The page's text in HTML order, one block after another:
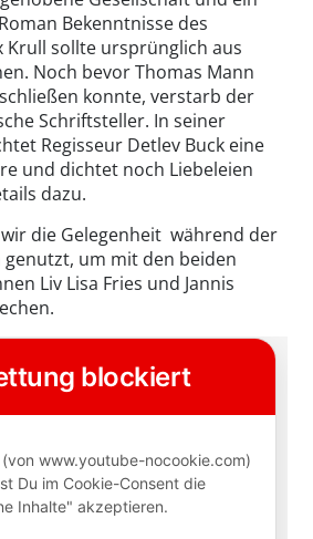
Bekenntnisse des
Krull sollte ursprünglich aus
Noch bevor Thomas Mann
konnte, verstarb der
Schriftsteller. In seiner
Regisseur Detlev Buck eine
und dichtet noch Liebeleien
dazu.
die Gelegenheit während der
genutzt, um mit den beiden
Liv Lisa Fries und Jannis